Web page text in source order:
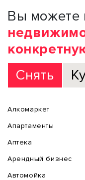
Вы можете
Снять
Алкомаркет
Апартаменты
Аптека
Арендный бизнес
Автомойка